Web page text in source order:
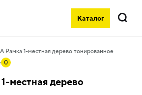
Каталог
Поиск
Рамка 1-местная дерево тонированное
0
местная дерево